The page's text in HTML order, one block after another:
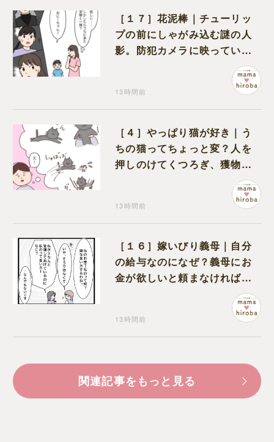
［１７］花泥棒｜チューリッ
プの前にしゃがみ込む謎の人
影。防犯カメラに映っていた
13時間前
［４］やっぱり猫が好き｜う
ちの猫ってちょっと変？人を
押しのけてくつろぎ、獲物に
も物怖じしない鋼のハート
13時間前
［１６］嫁いびり義母｜自分
の給与なのになぜ？義母にお
金が欲しいと頼まなければな
13時間前
関連記事をもっと見る